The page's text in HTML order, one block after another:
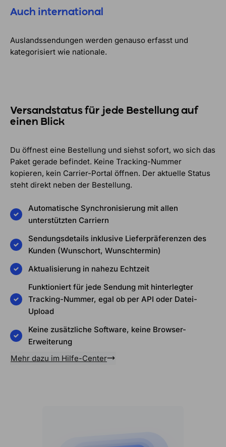
Auch international
Auslandssendungen werden genauso erfasst und
kategorisiert wie nationale.
Versandstatus für jede Bestellung auf
einen Blick
Du öffnest eine Bestellung und siehst sofort, wo sich das
Paket gerade befindet. Keine Tracking-Nummer
kopieren, kein Carrier-Portal öffnen. Der aktuelle Status
steht direkt neben der Bestellung.
Automatische Synchronisierung mit allen
unterstützten Carriern
Sendungsdetails inklusive Lieferpräferenzen des
Kunden (Wunschort, Wunschtermin)
Aktualisierung in nahezu Echtzeit
Funktioniert für jede Sendung mit hinterlegter
Tracking-Nummer, egal ob per API oder Datei-
Upload
Keine zusätzliche Software, keine Browser-
Erweiterung
Mehr dazu im Hilfe-Center